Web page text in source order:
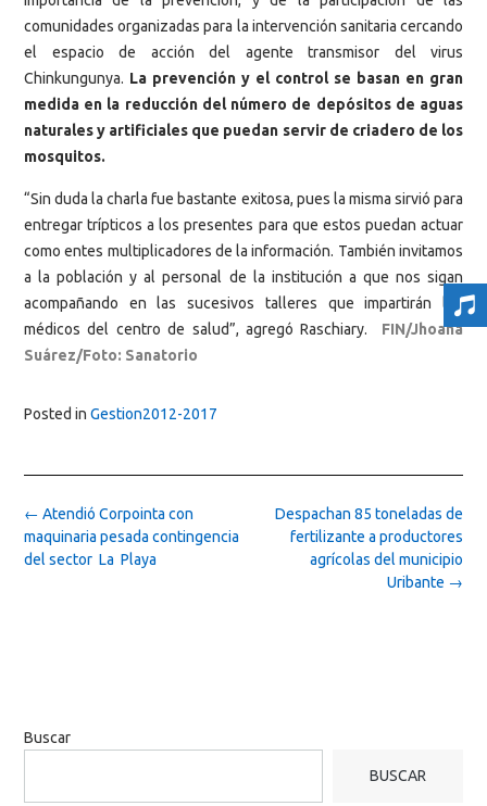
comunidades organizadas para la intervención sanitaria cercando
el espacio de acción del agente transmisor del virus
Chinkungunya. La prevención y el control se basan en gran
medida en la reducción del número de depósitos de aguas
naturales y artificiales que puedan servir de criadero de los
mosquitos.
“Sin duda la charla fue bastante exitosa, pues la misma sirvió para
entregar trípticos a los presentes para que estos puedan actuar
como entes multiplicadores de la información. También invitamos
a la población y al personal de la institución a que nos sigan
acompañando en las sucesivos talleres que impartirán los
médicos del centro de salud”, agregó Raschiary. FIN/Jhoana
Suárez/Foto: Sanatorio
Posted in Gestion2012-2017
Post
navigation
Despachan 85 toneladas de
fertilizante a productores
agrícolas del municipio
Uribante →
← Atendió Corpointa con
maquinaria pesada contingencia
del sector La Playa
Buscar
BUSCAR